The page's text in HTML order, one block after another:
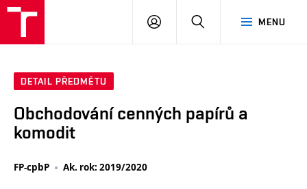
MENU
PŘIHLÁSIT
DETAIL PŘEDMĚTU
Obchodování cenných papírů a
komodit
FP-cpbP Ak. rok: 2019/2020